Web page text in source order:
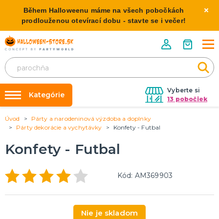
Během Halloweenu máme na všech pobočkách
prodlouženou otevírací dobu - stavte se i večer!
Vyberte si
13 pobočiek
Požičovňa kostýmov
Nafukovanie balónikov
Rozvoz
O nás
Kategórie
HALLOWEENSKE KOSTÝMY
Pánske Halloween kostýmy
Detské Halloween kostýmy
HALLOWEENSKE DEKORÁCIE
Závesné dekorácie
Samostatne stojaci
Úvod
Párty a narodeninová výzdoba a doplnky
Párty dekorácie a vychytávky
Konfety - Futbal
Konfety - Futbal
Kód: AM369903
Nie je skladom